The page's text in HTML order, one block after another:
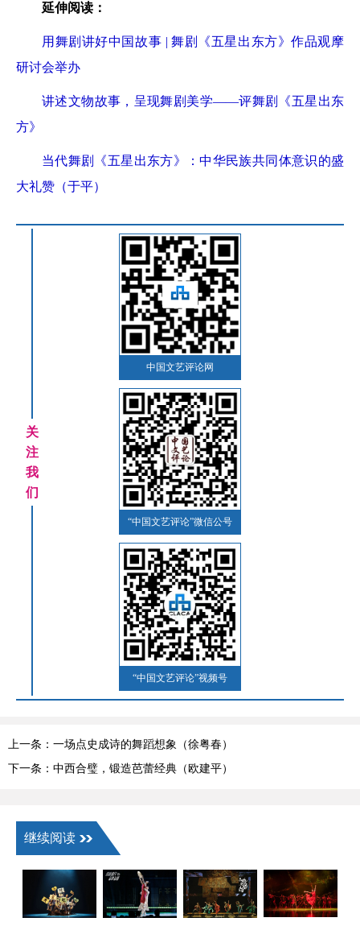
延伸阅读：
用舞剧讲好中国故事 | 舞剧《五星出东方》作品观摩
研讨会举办
讲述文物故事，呈现舞剧美学——评舞剧《五星出东
方》
当代舞剧《五星出东方》：中华民族共同体意识的盛
大礼赞（于平）
关
注
我
们
中国文艺评论网
“中国文艺评论”微信公号
“中国文艺评论”视频号
上一条：一场点史成诗的舞蹈想象（徐粤春）
下一条：中西合璧，锻造芭蕾经典（欧建平）
继续阅读